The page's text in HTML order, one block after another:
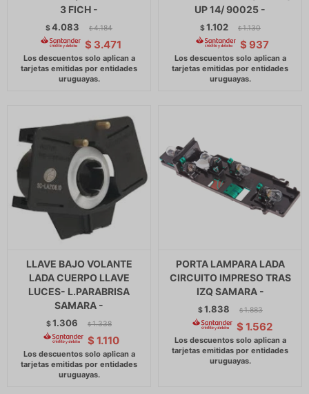
3 FICH -
$4.083 $ 4.184
$ 3.471
UP 14/ 90025 -
$1.102 $ 1.130
$ 937
LLAVE BAJO VOLANTE
LADA CUERPO LLAVE
LUCES- L.PARABRISA
SAMARA -
$1.306 $ 1.338
$ 1.110
PORTA LAMPARA LADA
CIRCUITO IMPRESO TRAS
IZQ SAMARA -
$1.838 $ 1.883
$ 1.562